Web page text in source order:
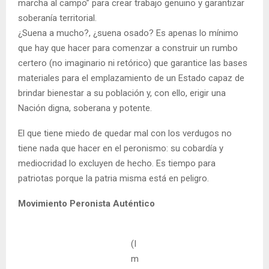
marcha al campo” para crear trabajo genuino y garantizar
soberanía territorial.
¿Suena a mucho?, ¿suena osado? Es apenas lo mínimo
que hay que hacer para comenzar a construir un rumbo
certero (no imaginario ni retórico) que garantice las bases
materiales para el emplazamiento de un Estado capaz de
brindar bienestar a su población y, con ello, erigir una
Nación digna, soberana y potente.
El que tiene miedo de quedar mal con los verdugos no
tiene nada que hacer en el peronismo: su cobardía y
mediocridad lo excluyen de hecho. Es tiempo para
patriotas porque la patria misma está en peligro.
Movimiento Peronista Auténtico
(I
m